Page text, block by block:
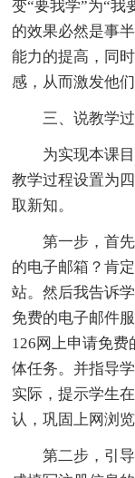
变“要我学”为“我
的效果必然是事
能力的提高，同
感，从而激发他
三、说教学过
为实现本课
教学过程设置为
取新知。
第一步，首
的电子邮箱？肯
站。然后我告诉
免费的电子邮件
126网上申请免
体任务。并指导
实际，提示学生
认，巩固上网浏
第二步，引